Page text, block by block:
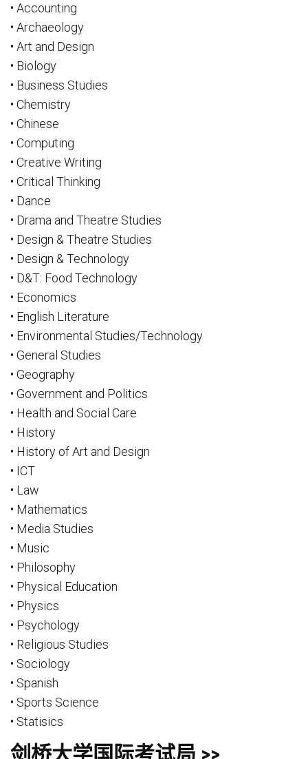
• Accounting
• Archaeology
• Art and Design
• Biology
• Business Studies
• Chemistry
• Chinese
• Computing
• Creative Writing
• Critical Thinking
• Dance
• Drama and Theatre Studies
• Design & Theatre Studies
• Design & Technology
• D&T: Food Technology
• Economics
• English Literature
• Environmental Studies/Technology
• General Studies
• Geography
• Government and Politics
• Health and Social Care
• History
• History of Art and Design
• ICT
• Law
• Mathematics
• Media Studies
• Music
• Philosophy
• Physical Education
• Physics
• Psychology
• Religious Studies
• Sociology
• Spanish
• Sports Science
• Statisics
剑桥大学国际考试局 >>